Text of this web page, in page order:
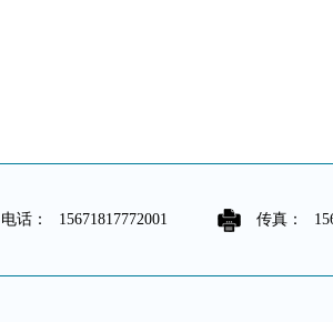
电话： 15671817772001 传真：